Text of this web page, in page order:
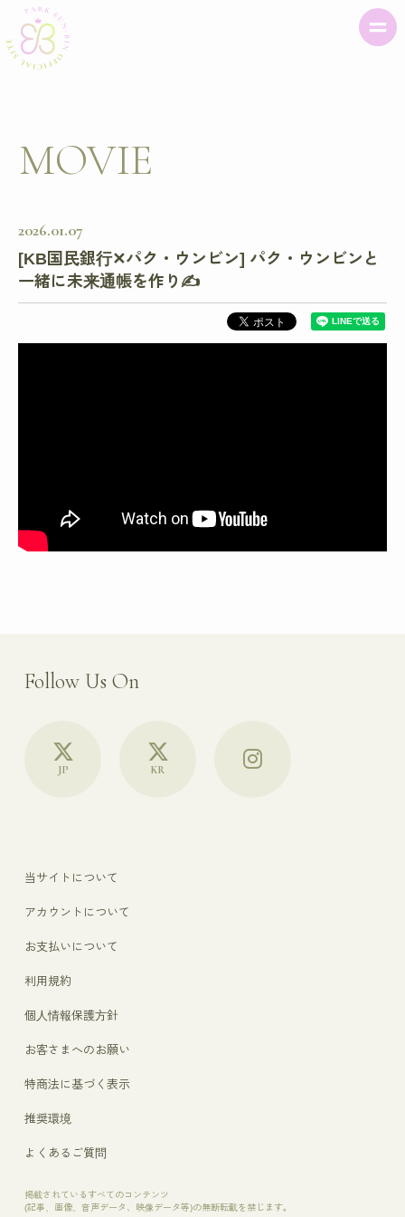
MOVIE
2026 01 07
[KB国民銀行✕パク・ウンビン] パク・ウンビンと
一緒に未来通帳を作り✍️
Follow Us On
JP KR
当サイトについて
アカウントについて
お支払いについて
利用規約
個人情報保護方針
お客さまへのお願い
特商法に基づく表示
推奨環境
よくあるご質問
掲載されているすべてのコンテンツ
(記事、画像、音声データ、映像データ等)の無断転載を禁じます。